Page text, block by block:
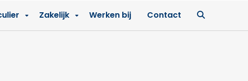
Zakelijk Werken bij Contact